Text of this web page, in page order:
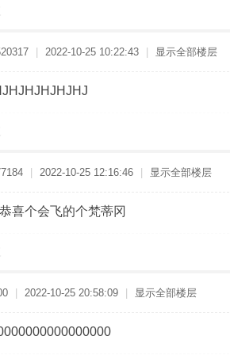
2022-10-25 10:22:43 显示全部楼层
2022-10-25 12:16:46 显示全部楼层
喜个会飞的个梵蒂冈
2022-10-25 20:58:09 显示全部楼层